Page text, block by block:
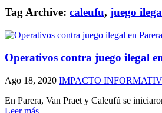
Tag Archive: caleufu, juego
Operativos contra juego ilegal
Ago 18, 2020 IMPACTO
En Parera, Van Praet y Caleufú se